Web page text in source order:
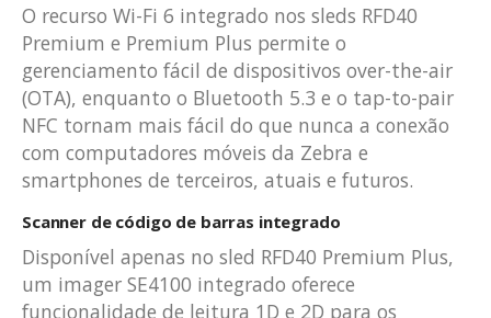
O recurso Wi-Fi 6 integrado nos sleds RFD40
Premium e Premium Plus permite o
gerenciamento fácil de dispositivos over-the-air
(OTA), enquanto o Bluetooth 5.3 e o tap-to-pair
NFC tornam mais fácil do que nunca a conexão
com computadores móveis da Zebra e
smartphones de terceiros, atuais e futuros.
Scanner de código de barras integrado
Disponível apenas no sled RFD40 Premium Plus,
um imager SE4100 integrado oferece
funcionalidade de leitura 1D e 2D para os